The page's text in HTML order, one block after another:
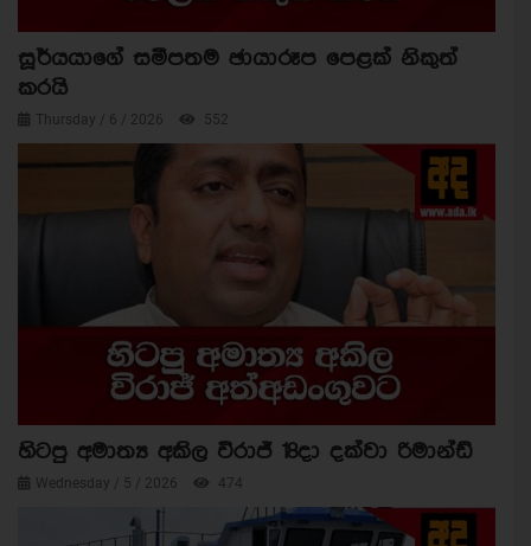
සූර්යයාගේ සමීපතම ඡායාරූප පෙළක් නිකුත්
කරයි
Thursday / 6 / 2026 552
හිටපු අමාත්‍ය අකිල විරාජ් 18දා දක්වා රිමාන්ඩ්
Wednesday / 5 / 2026 474